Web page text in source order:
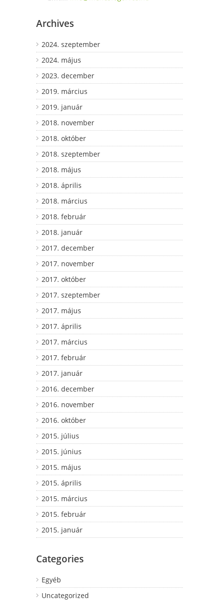
Archives
2024. szeptember
2024. május
2023. december
2019. március
2019. január
2018. november
2018. október
2018. szeptember
2018. május
2018. április
2018. március
2018. február
2018. január
2017. december
2017. november
2017. október
2017. szeptember
2017. május
2017. április
2017. március
2017. február
2017. január
2016. december
2016. november
2016. október
2015. július
2015. június
2015. május
2015. április
2015. március
2015. február
2015. január
Categories
Egyéb
Uncategorized